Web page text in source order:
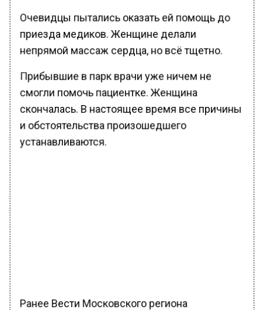
Очевидцы пытались оказать ей помощь до
приезда медиков. Женщине делали
непрямой массаж сердца, но всё тщетно.
Прибывшие в парк врачи уже ничем не
смогли помочь пациентке. Женщина
скончалась. В настоящее время все причины
и обстоятельства произошедшего
устанавливаются.
Ранее Вести Московского региона